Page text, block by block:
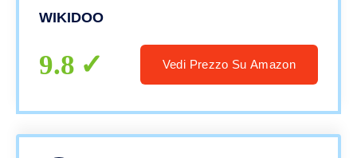
lampadina LED CDM-T MasterColor G12
White 3000K)
WIKIDOO
9.8 Vedi Prezzo Su Amazon